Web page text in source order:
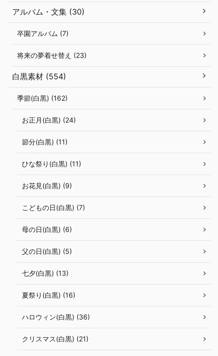
アルバム・文集 (30)
卒園アルバム (7)
将来の夢着せ替え (23)
白黒素材 (554)
季節(白黒) (162)
お正月(白黒) (24)
節分(白黒) (11)
ひな祭り(白黒) (11)
お花見(白黒) (9)
こどもの日(白黒) (7)
母の日(白黒) (6)
父の日(白黒) (5)
七夕(白黒) (13)
夏祭り(白黒) (16)
ハロウィン(白黒) (36)
クリスマス(白黒) (21)